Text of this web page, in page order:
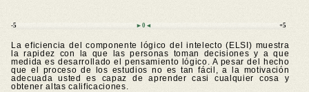
-5 ►0◄ +5
La eficiencia del componente lógico del intelecto (ELSI) muestra
la rapidez con la que las personas toman decisiones y a que
medida es desarrollado el pensamiento lógico. A pesar del hecho
que el proceso de los estudios no es tan fácil, a la motivación
adecuada usted es capaz de aprender casi cualquier cosa y
obtener altas calificaciones.